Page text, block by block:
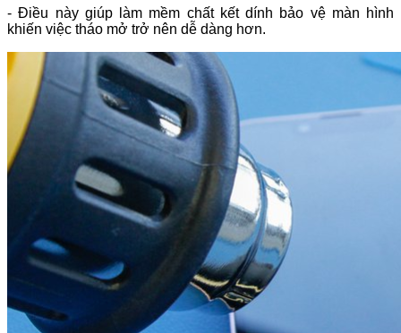
- Điều này giúp làm mềm chất kết dính bảo vệ màn hình
khiến việc tháo mở trở nên dễ dàng hơn.